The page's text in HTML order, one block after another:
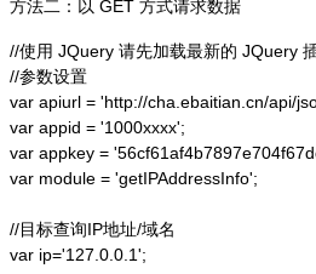
方法二：以 GET 方式请求数据
//使用 JQuery 请先加载最新的 JQuery
//参数设置
var apiurl = 'http://cha.ebaitian.cn/api/
var appid = '1000xxxx';
var appkey =
var module = 'getIPAddressInfo';
//目标查询IP地址/域名
var ip='127.0.0.1';